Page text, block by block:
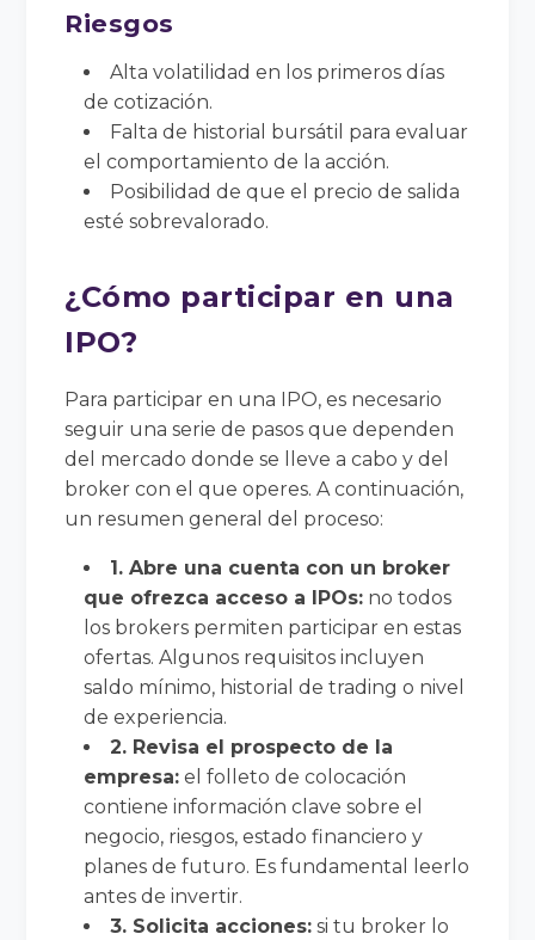
Riesgos
Alta volatilidad en los primeros días
de cotización.
Falta de historial bursátil para evaluar
el comportamiento de la acción.
Posibilidad de que el precio de salida
esté sobrevalorado.
¿Cómo participar en una
IPO?
Para participar en una IPO, es necesario
seguir una serie de pasos que dependen
del mercado donde se lleve a cabo y del
broker con el que operes. A continuación,
un resumen general del proceso:
1. Abre una cuenta con un broker
que ofrezca acceso a IPOs: no todos
los brokers permiten participar en estas
ofertas. Algunos requisitos incluyen
saldo mínimo, historial de trading o nivel
de experiencia.
2. Revisa el prospecto de la
empresa: el folleto de colocación
contiene información clave sobre el
negocio, riesgos, estado financiero y
planes de futuro. Es fundamental leerlo
antes de invertir.
3. Solicita acciones: si tu broker lo